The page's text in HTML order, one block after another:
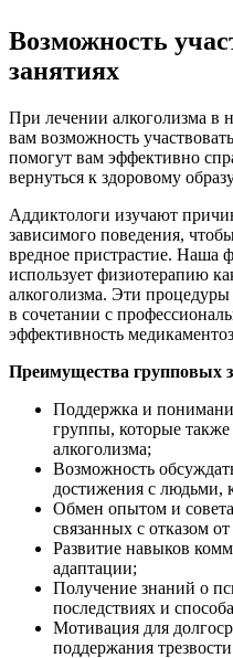
Возможность
занятиях
При лечении алкоголизма в
вам возможность
помогут вам эффективно
вернуться к здоровому
Аддиктологи изучают
зависимого поведения,
вредное пристрастие. Наша
использует физиотерапию
алкоголизма. Эти
в сочетании с
эффективность
Преимущества групповых
Поддержка и
группы, которые
алкоголизма;
Возможность
достижения с людьми,
Обмен опытом и
связанных с отказом от
Развитие навыков
адаптации;
Получение знаний о
последствиях и
Мотивация для
поддержания